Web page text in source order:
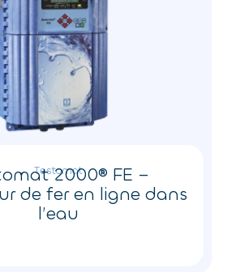
Testomat
2000® FE –
de fer en ligne dans
l’eau